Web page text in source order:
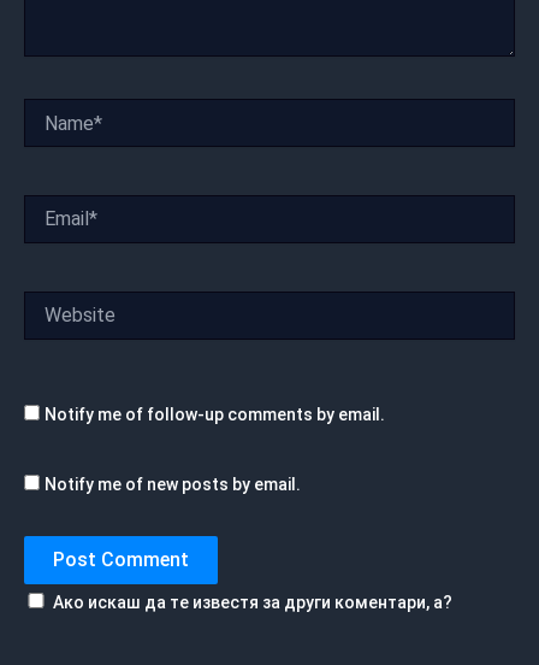
Notify me of follow-up comments by email.
Notify me of new posts by email.
Ако искаш да те известя за други коментари, а?